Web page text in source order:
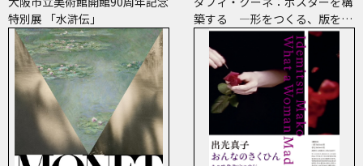
特別展 「水滸伝」
築する ―形をつくる、版をつ
くる、表現をつくる―